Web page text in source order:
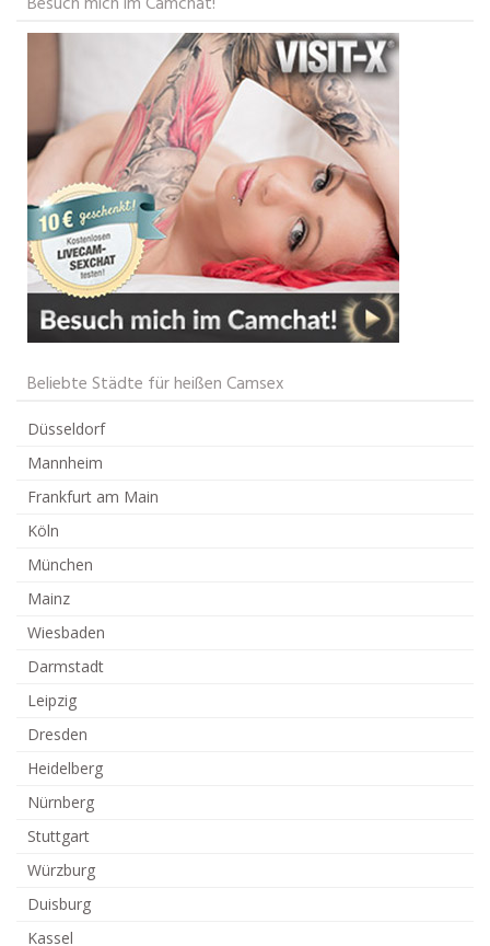
Beliebte Städte für heißen Camsex
Düsseldorf
Mannheim
Frankfurt am Main
Köln
München
Mainz
Wiesbaden
Darmstadt
Leipzig
Dresden
Heidelberg
Nürnberg
Stuttgart
Würzburg
Duisburg
Kassel